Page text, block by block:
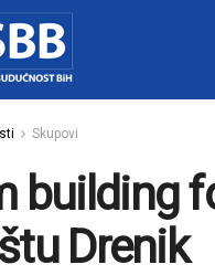
Skupovi
building
Drenik